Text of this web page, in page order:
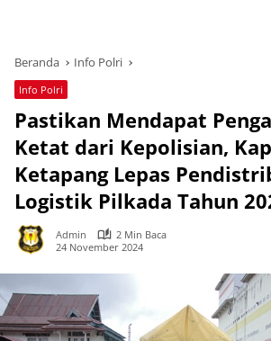
Beranda Info Polri
Info Polri
Pastikan Mendapat
Ketat dari Kepolisian,
Ketapang Lepas
Logistik Pilkada Tahun
Admin
2 Min Baca
24 November 2024